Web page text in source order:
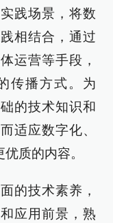
践场景，将数
相结合，通过
运营等手段，
传播方式。为
的技术知识和
适应数字化、
质的内容。
的技术素养，
应用前景，熟